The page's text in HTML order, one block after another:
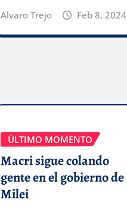
Alvaro Trejo Feb 8, 2024
ÚLTIMO MOMENTO
Macri sigue colando
gente en el gobierno de
Milei